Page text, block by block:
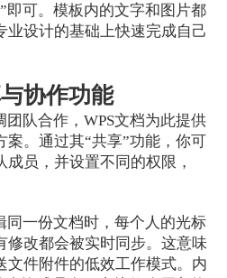
即可。模板内的文字和图片都
业设计的基础上快速完成自己
协作功能
队合作，WPS文档为此提供
案。通过其“共享”功能，你可
员，并设置不同的权限，
同一份文档时，每个人的光标
修改都会被实时同步。这意味
文件附件的低效工作模式。内